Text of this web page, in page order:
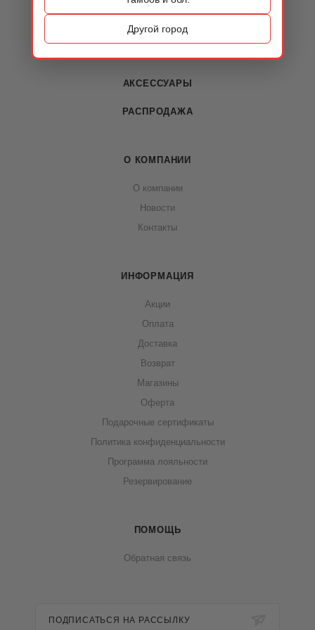
Другой город
ОБУВЬ
СУМКИ
АКСЕССУАРЫ
РАСПРОДАЖА
О КОМПАНИИ
О компании
Новости
Контакты
ИНФОРМАЦИЯ
Акции
Оплата
Доставка
Возврат
Магазины
Оферта
Подарочные сертификаты
Политика конфиденциальности
Программа лояльности
Резервирование
ПОМОЩЬ
Обратная связь
ПОДПИСАТЬСЯ НА РАССЫЛКУ